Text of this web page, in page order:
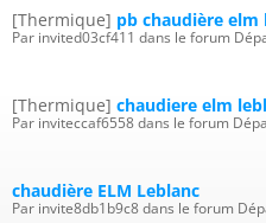
[Thermique] pb chaudière elm
Par invited03cf411 dans le forum
[Thermique] chaudiere elm
Par inviteccaf6558 dans le forum
chaudière ELM Leblanc
Par invite8db1b9c8 dans le forum